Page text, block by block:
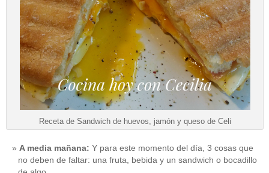
Receta de Sandwich de huevos, jamón y queso de Celi
A media mañana: Y para este momento del día, 3 cosas que
no deben de faltar: una fruta, bebida y un sandwich o bocadillo